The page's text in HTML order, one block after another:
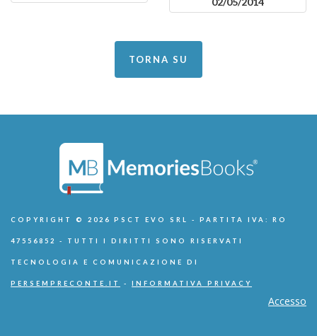
TORNA SU
COPYRIGHT © 2026 PSCT EVO SRL - PARTITA IVA: RO
47556852 - TUTTI I DIRITTI SONO RISERVATI
TECNOLOGIA E COMUNICAZIONE DI
PERSEMPRECONTE.IT - INFORMATIVA PRIVACY
Accesso